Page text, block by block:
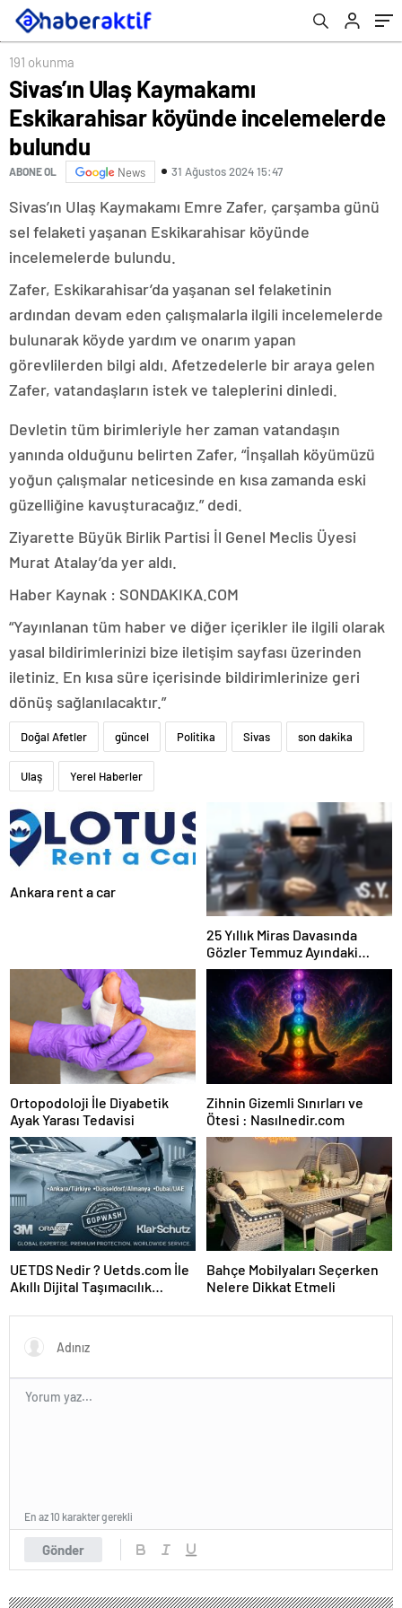
191 okunma
Sivas’ın Ulaş Kaymakamı
Eskikarahisar köyünde incelemelerde
bulundu
ABONE OL News 31 Ağustos 2024 15:47
Sivas’ın Ulaş Kaymakamı Emre Zafer, çarşamba günü
sel felaketi yaşanan Eskikarahisar köyünde
incelemelerde bulundu.
Zafer, Eskikarahisar’da yaşanan sel felaketinin
ardından devam eden çalışmalarla ilgili incelemelerde
bulunarak köyde yardım ve onarım yapan
görevlilerden bilgi aldı. Afetzedelerle bir araya gelen
Zafer, vatandaşların istek ve taleplerini dinledi.
Devletin tüm birimleriyle her zaman vatandaşın
yanında olduğunu belirten Zafer, “İnşallah köyümüzü
yoğun çalışmalar neticesinde en kısa zamanda eski
güzelliğine kavuşturacağız.” dedi.
Ziyarette Büyük Birlik Partisi İl Genel Meclis Üyesi
Murat Atalay’da yer aldı.
Haber Kaynak : SONDAKIKA.COM
“Yayınlanan tüm haber ve diğer içerikler ile ilgili olarak
yasal bildirimlerinizi bize iletişim sayfası üzerinden
iletiniz. En kısa süre içerisinde bildirimlerinize geri
dönüş sağlanılacaktır.”
Doğal Afetler güncel Politika Sivas son dakika
Ulaş Yerel Haberler
Ankara rent a car
25 Yıllık Miras Davasında
Gözler Temmuz Ayındaki
Karar Duruşmasına Çevrildi
Ortopodoloji İle Diyabetik
Ayak Yarası Tedavisi
Zihnin Gizemli Sınırları ve
Ötesi : Nasılnedir.com
UETDS Nedir ? Uetds.com İle
Akıllı Dijital Taşımacılık
Bahçe Mobilyaları Seçerken
Nelere Dikkat Etmeli
Gönder
En az 10 karakter gerekli